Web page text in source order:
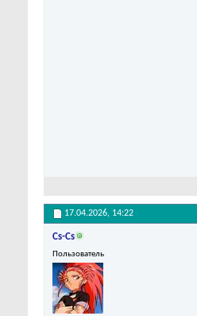
17.04.2026, 14:22
Cs-Cs
Пользователь